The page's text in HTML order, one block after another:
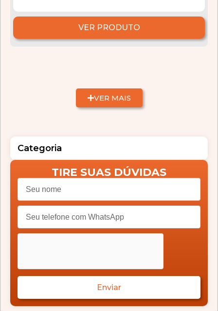
Categoria
TIRE SUAS DÚVIDAS
Enviar
VER PRODUTO
VER MAIS